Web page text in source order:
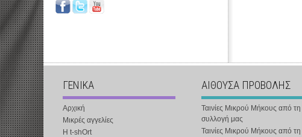
ΓΕΝΙΚΑ
Αρχική
Μικρές αγγελίες
Η t-shOrt
ΑΙΘΟΥΣΑ ΠΡΟΒΟΛΗΣ
Ταινίες Μικρού Μήκους από τη
συλλογή μας
Ταινίες Μικρού Μήκους από τη